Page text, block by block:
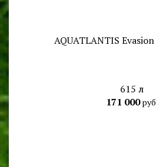
AQUATLANTIS
615 л
171 000